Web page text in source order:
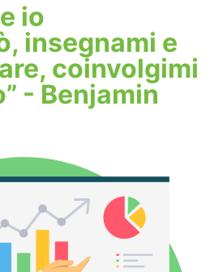
io
insegnami e
coinvolgimi
- Benjamin